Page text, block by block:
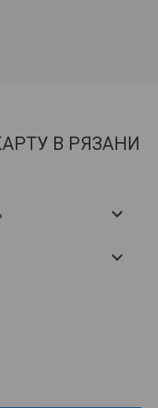
В РЯЗАНИ